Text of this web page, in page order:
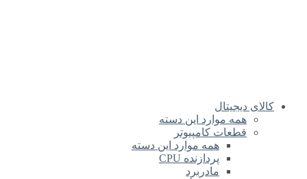
کالای دیجیتال
همه موارد این دسته
قطعات کامپیوتر
همه موارد این دسته
پردازنده CPU
مادربرد